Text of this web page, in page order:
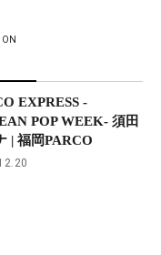
EXPRESS -
POP WEEK- 須田
| 福岡PARCO